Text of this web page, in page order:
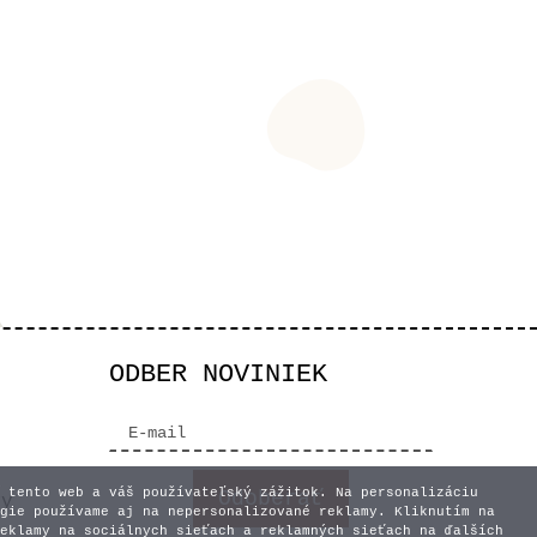
ODBER NOVINIEK
tento web a váš používateľský zážitok. Na personalizáciu
používame aj na nepersonalizované reklamy. Kliknutím na
na sociálnych sieťach a reklamných sieťach na ďalších